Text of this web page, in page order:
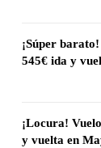
¡Súper
545€ ida y
¡Locura!
y vuelta en